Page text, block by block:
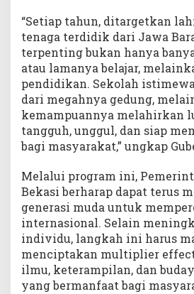
“Setiap tahun, ditargetkan
tenaga terdidik dari Jawa
terpenting bukan hanya
atau lamanya belajar,
pendidikan. Sekolah
dari megahnya gedung,
kemampuannya melahirkan
tangguh, unggul, dan siap
bagi masyarakat,” ungkap
Melalui program ini,
Bekasi berharap dapat terus
generasi muda untuk
internasional. Selain
individu, langkah ini harus
menciptakan multiplier
ilmu, keterampilan, dan
yang bermanfaat bagi